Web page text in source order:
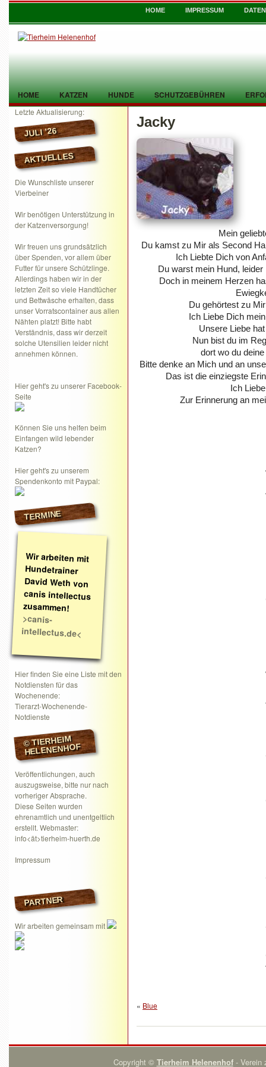
HOME IMPRESSUM
HOME KATZEN HUNDE SCHUTZGEBÜHREN
TIER GEFUNDEN KONTAKT
Letzte Aktualisierung:
JULI ’26
AKTUELLES
Die Wunschliste unserer
Vierbeiner
Wir benötigen Unterstützung in
der Katzenversorgung!
Wir freuen uns grundsätzlich
über Spenden, vor allem über
Futter für unsere Schützlinge.
Allerdings haben wir in der
letzten Zeit so viele Handtücher
und Bettwäsche erhalten, dass
unser Vorratscontainer aus allen
Nähten platzt! Bitte habt
Verständnis, dass wir derzeit
solche Utensilien leider nicht
annehmen können.
Hier geht's zu unserer Facebook-
Seite
Können Sie uns helfen beim
Einfangen wild lebender
Katzen?
Hier geht's zu unserem
Spendenkonto mit Paypal:
TERMINE
Wir arbeiten mit
Hundetrainer
David Weth von
canis intellectus
zusammen!
>canis-
intellectus.de<
Hier finden Sie eine Liste mit den
Notdiensten für das
Wochenende:
Tierarzt-Wochenende-
Notdienste
© TIERHEIM
HELENENHOF
Veröffentlichungen, auch
auszugsweise, bitte nur nach
vorheriger Absprache.
Diese Seiten wurden
ehrenamtlich und unentgeltlich
erstellt. Webmaster:
info<ät>tierheim-huerth.de
Impressum
PARTNER
Wir arbeiten gemeinsam mit
Jacky
Mein
Du kamst zu Mir als Second
Ich Liebte Dich von
Du warst mein Hund,
Doch in meinem Herzen
Du gehörtest zu
Ich Liebe Dich
Unsere Liebe
Nun bist du im
dort wo du
Bitte denke an Mich und an
Das ist die einziegste
Ich
Zur Erinnerung an
« Blue
Copyright © Tierheim Helenenhof- Verein